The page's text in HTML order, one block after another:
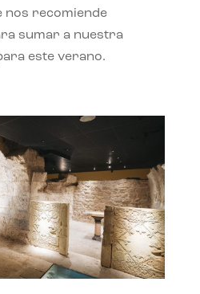
nos recomiende
sumar a nuestra
este verano.